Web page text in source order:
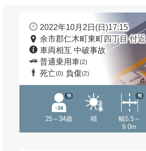
2022年10月2日(日)17:15
余市郡仁木町東町四丁目 付近
車両相互 中破事故
普通乗用車(2)
死亡(0) 負傷(2)
25～34歳
他
晴
幅5.5～
9.0m
他